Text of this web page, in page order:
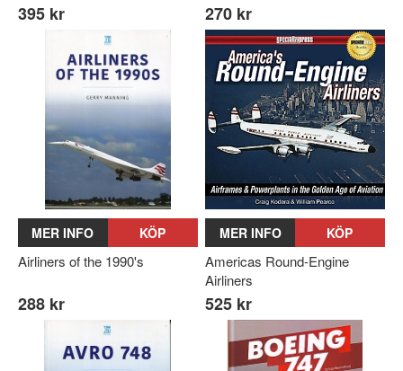
395 kr 270 kr
MER INFO KÖP
Airliners of the 1990's
288 kr
MER INFO KÖP
Americas Round-Engine
Airliners
525 kr